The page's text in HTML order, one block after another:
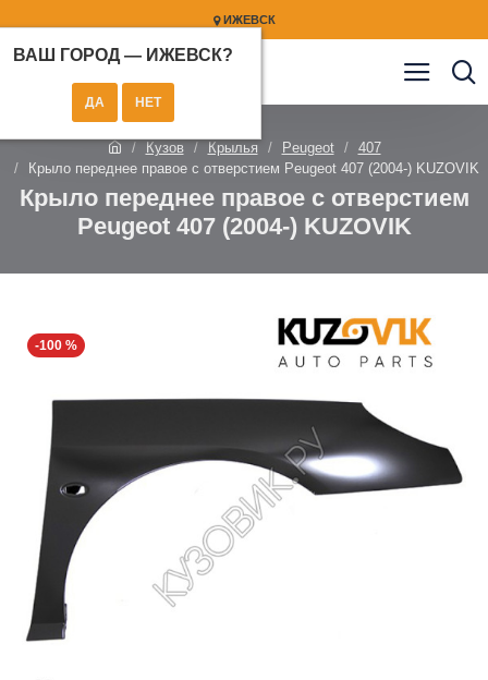
ИЖЕВСК
ВАШ ГОРОД — ИЖЕВСК?
Кузов Крылья Peugeot
407
Крыло переднее правое с отверстием Peugeot 407 (2004-) KUZOVIK
Крыло переднее правое с отверстием
Peugeot 407 (2004-) KUZOVIK
-100 %